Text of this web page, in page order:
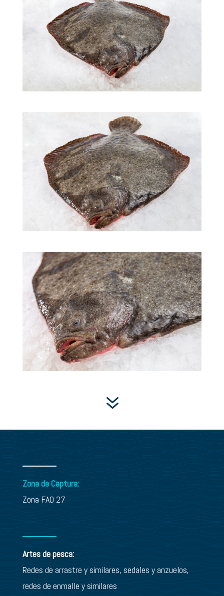
7
Zona de Captura:
Zona FAO 27
Artes de pesca:
Redes de arrastre y similares, sedales y anzuelos,
redes de enmalle y similares